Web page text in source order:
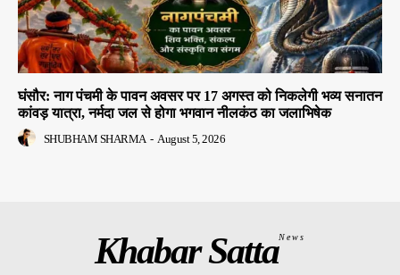
घंसौर: नाग पंचमी के पावन अवसर पर 17 अगस्त को निकलेगी भव्य सनातन
कांवड़ यात्रा, नर्मदा जल से होगा भगवान नीलकंठ का जलाभिषेक
SHUBHAM SHARMA - August 5, 2026
Khabar SattaNews